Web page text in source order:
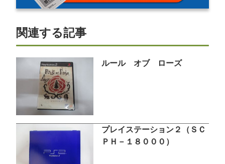
関連する記事
ルール オブ ローズ
プレイステーション２（ＳＣ
ＰＨ－１８０００）